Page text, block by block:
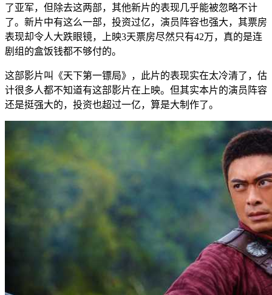
了亚军，但除去这两部，其他新片的表现几乎能被忽略不计
了。新片中有这么一部，投资过亿，演员阵容也强大，其票房
表现却令人大跌眼镜，上映3天票房尽然只有42万，真的是连
剧组的盒饭钱都不够付的。
这部影片叫《天下第一镖局》，此片的表现实在太冷清了，估
计很多人都不知道有这部影片在上映。但其实本片的演员阵容
还是挺强大的，投资也超过一亿，算是大制作了。